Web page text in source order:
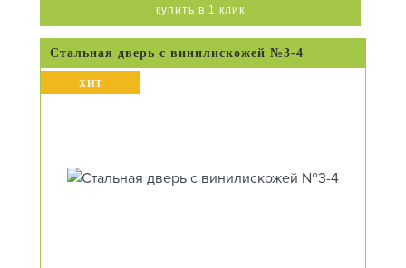
купить в 1 клик
Стальная дверь с винилискожей №3-4
ХИТ